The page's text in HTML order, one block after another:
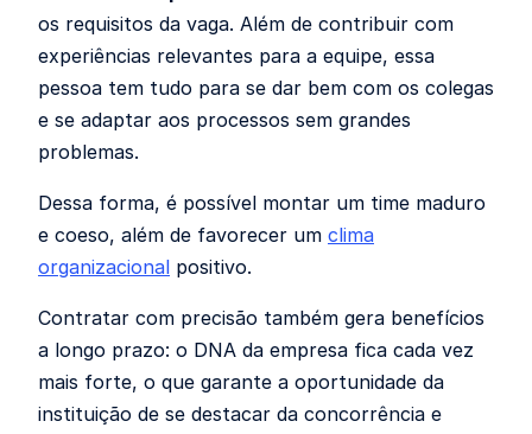
os requisitos da vaga. Além de contribuir com
experiências relevantes para a equipe, essa
pessoa tem tudo para se dar bem com os colegas
e se adaptar aos processos sem grandes
problemas.
Dessa forma, é possível montar um time maduro
e coeso, além de favorecer um clima
organizacional positivo.
Contratar com precisão também gera benefícios
a longo prazo: o DNA da empresa fica cada vez
mais forte, o que garante a oportunidade da
instituição de se destacar da concorrência e